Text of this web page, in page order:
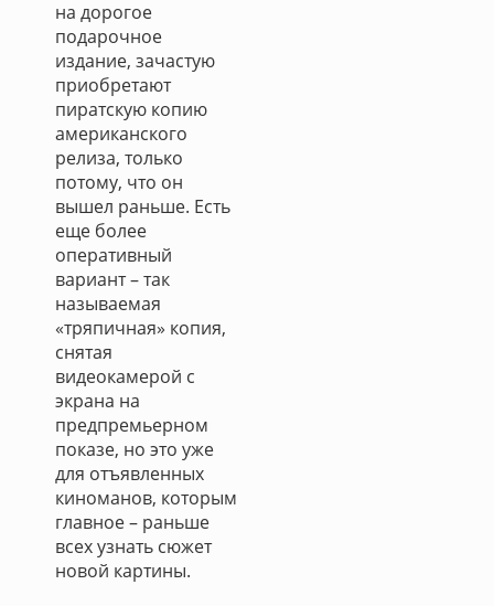
на дорогое
подарочное
издание, зачастую
приобретают
пиратскую копию
американского
релиза, только
потому, что он
вышел раньше. Есть
еще более
оперативный
вариант – так
называемая
«тряпичная» копия,
снятая
видеокамерой с
экрана на
предпремьерном
показе, но это уже
для отъявленных
киноманов, которым
главное – раньше
всех узнать сюжет
новой картины.